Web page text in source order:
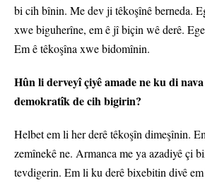
bi cih bînin. Me dev ji têkoşînê berneda.
xwe biguherîne, em ê jî biçin wê derê.
Em ê têkoşîna xwe bidomînin.
Hûn li derveyî çiyê amade ne ku di
demokratîk de cih bigirin?
Helbet em li her derê têkoşîn dimeşînin.
zemînekê ne. Armanca me ya azadiyê çi
tevdigerin. Em li ku derê bixebitin divê